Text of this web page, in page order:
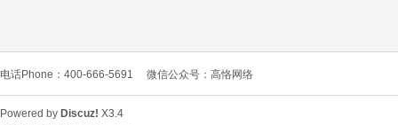
电话Phone：400-666-5691 微信公众号：高恪网络
Powered by Discuz! X3.4